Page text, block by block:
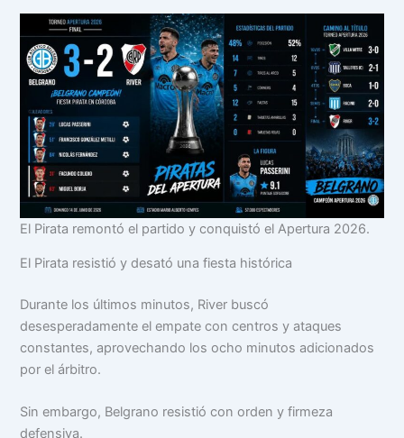
El Pirata remontó el partido y conquistó el Apertura 2026.
El Pirata resistió y desató una fiesta histórica
Durante los últimos minutos, River buscó
desesperadamente el empate con centros y ataques
constantes, aprovechando los ocho minutos adicionados
por el árbitro.
Sin embargo, Belgrano resistió con orden y firmeza
defensiva.